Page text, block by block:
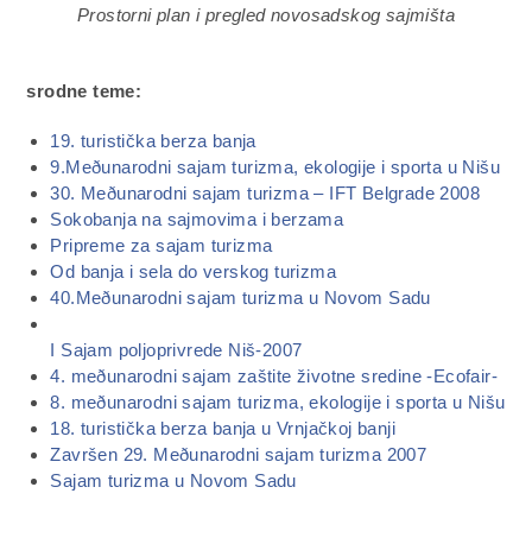
Prostorni plan i pregled novosadskog sajmišta
srodne teme:
19. turistička berza banja
9.Meðunarodni sajam turizma, ekologije i sporta u Nišu
30. Meðunarodni sajam turizma – IFT Belgrade 2008
Sokobanja na sajmovima i berzama
Pripreme za sajam turizma
Od banja i sela do verskog turizma
40.Meðunarodni sajam turizma u Novom Sadu
I Sajam poljoprivrede Niš-2007
4. meðunarodni sajam zaštite životne sredine -Ecofair-
8. meðunarodni sajam turizma, ekologije i sporta u Nišu
18. turistička berza banja u Vrnjačkoj banji
Završen 29. Meðunarodni sajam turizma 2007
Sajam turizma u Novom Sadu